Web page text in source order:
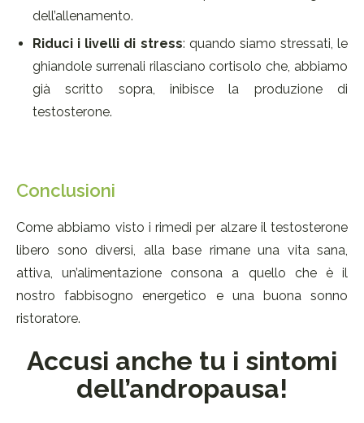
dell’allenamento.
Riduci i livelli di stress: quando siamo stressati, le
ghiandole surrenali rilasciano cortisolo che, abbiamo
già scritto sopra, inibisce la produzione di
testosterone.
Conclusioni
Come abbiamo visto i rimedi per alzare il testosterone
libero sono diversi, alla base rimane una vita sana,
attiva, un’alimentazione consona a quello che è il
nostro fabbisogno energetico e una buona sonno
ristoratore.
Accusi anche tu i sintomi
dell’andropausa!